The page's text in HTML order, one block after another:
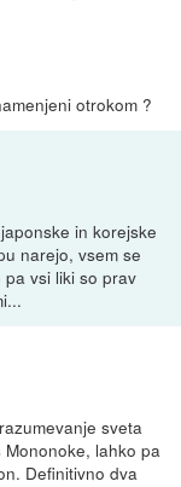
otrokom ?
in korejske
narejo, vsem se
vsi liki so prav
sveta
lahko pa
Definitivno dva